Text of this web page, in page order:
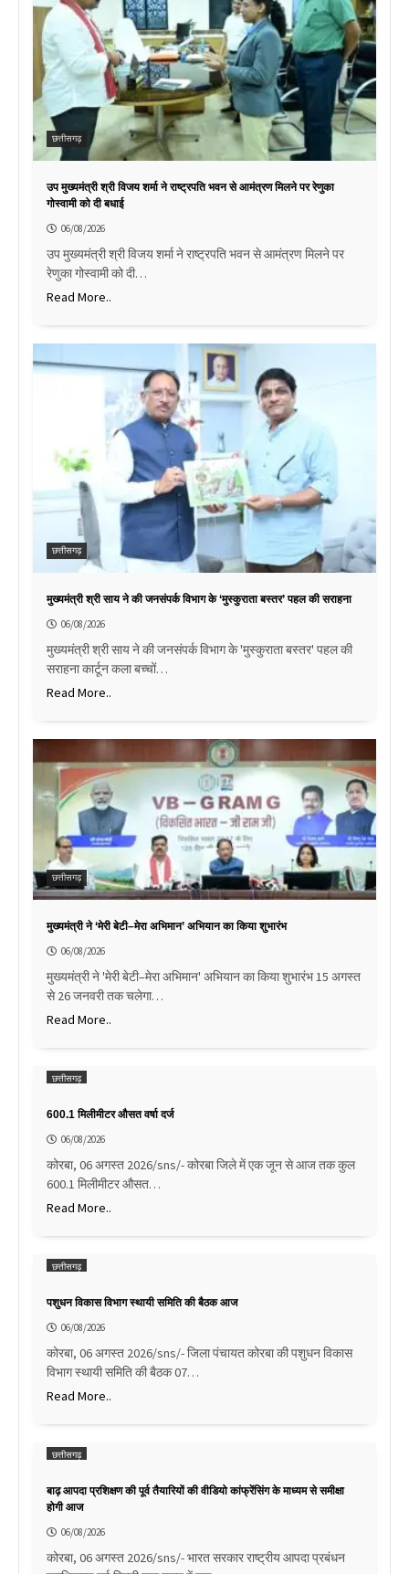
छत्तीसगढ़
उप मुख्यमंत्री श्री विजय शर्मा ने राष्ट्रपति भवन से आमंत्रण मिलने पर रेणुका
गोस्वामी को दी बधाई
06/08/2026
उप मुख्यमंत्री श्री विजय शर्मा ने राष्ट्रपति भवन से आमंत्रण मिलने पर
रेणुका गोस्वामी को दी…
Read More..
छत्तीसगढ़
मुख्यमंत्री श्री साय ने की जनसंपर्क विभाग के ‘मुस्कुराता बस्तर’ पहल की सराहना
06/08/2026
मुख्यमंत्री श्री साय ने की जनसंपर्क विभाग के 'मुस्कुराता बस्तर' पहल की
सराहना कार्टून कला बच्चों…
Read More..
छत्तीसगढ़
मुख्यमंत्री ने ‘मेरी बेटी–मेरा अभिमान’ अभियान का किया शुभारंभ
06/08/2026
मुख्यमंत्री ने 'मेरी बेटी–मेरा अभिमान' अभियान का किया शुभारंभ 15 अगस्त
से 26 जनवरी तक चलेगा…
Read More..
छत्तीसगढ़
600.1 मिलीमीटर औसत वर्षा दर्ज
06/08/2026
कोरबा, 06 अगस्त 2026/sns/- कोरबा जिले में एक जून से आज तक कुल
600.1 मिलीमीटर औसत…
Read More..
छत्तीसगढ़
पशुधन विकास विभाग स्थायी समिति की बैठक आज
06/08/2026
कोरबा, 06 अगस्त 2026/sns/- जिला पंचायत कोरबा की पशुधन विकास
विभाग स्थायी समिति की बैठक 07…
Read More..
छत्तीसगढ़
बाढ़ आपदा प्रशिक्षण की पूर्व तैयारियों की वीडियो कांफ्रेंसिंग के माध्यम से समीक्षा
होगी आज
06/08/2026
कोरबा, 06 अगस्त 2026/sns/- भारत सरकार राष्ट्रीय आपदा प्रबंधन